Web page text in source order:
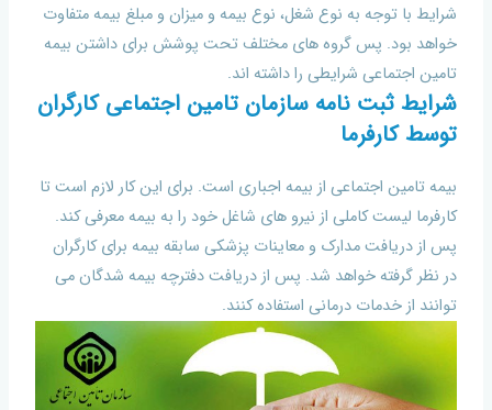
شرایط با توجه به نوع شغل، نوع بیمه و میزان و مبلغ بیمه متفاوت
خواهد بود. پس گروه های مختلف تحت پوشش برای داشتن بیمه
تامین اجتماعی شرایطی را داشته اند.
شرایط ثبت نامه سازمان تامین اجتماعی کارگران
توسط کارفرما
بیمه تامین اجتماعی از بیمه اجباری است. برای این کار لازم است تا
کارفرما لیست کاملی از نیرو های شاغل خود را به بیمه معرفی کند.
پس از دریافت مدارک و معاینات پزشکی سابقه بیمه برای کارگران
در نظر گرفته خواهد شد. پس از دریافت دفترچه بیمه شدگان می
توانند از خدمات درمانی استفاده کنند.